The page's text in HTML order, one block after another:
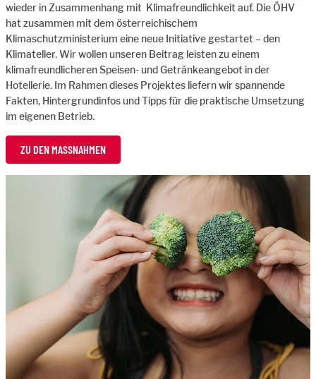
wieder in Zusammenhang mit Klimafreundlichkeit auf. Die ÖHV
hat zusammen mit dem österreichischem
Klimaschutzministerium eine neue Initiative gestartet – den
Klimateller. Wir wollen unseren Beitrag leisten zu einem
klimafreundlicheren Speisen- und Getränkeangebot in der
Hotellerie. Im Rahmen dieses Projektes liefern wir spannende
Fakten, Hintergrundinfos und Tipps für die praktische Umsetzung
im eigenen Betrieb.
ZU DEN MASSNAHMEN